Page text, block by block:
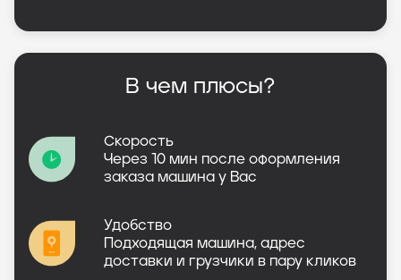
В чем плюсы?
Скорость
Через 10 мин после оформления
заказа машина у Вас
Удобство
Подходящая машина, адрес
доставки и грузчики в пару кликов